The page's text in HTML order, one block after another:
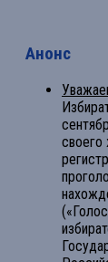
Анонс
своего